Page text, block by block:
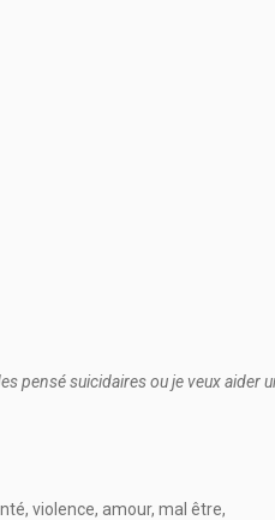
pensé suicidaires ou je veux aider
violence, amour, mal être,